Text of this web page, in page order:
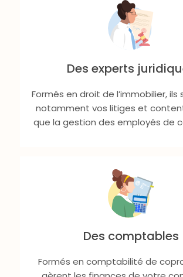
Des experts
Formés en droit de l’immobilier, ils
notamment vos litiges et
que la gestion des employés de
Des comptables
Formés en comptabilité de